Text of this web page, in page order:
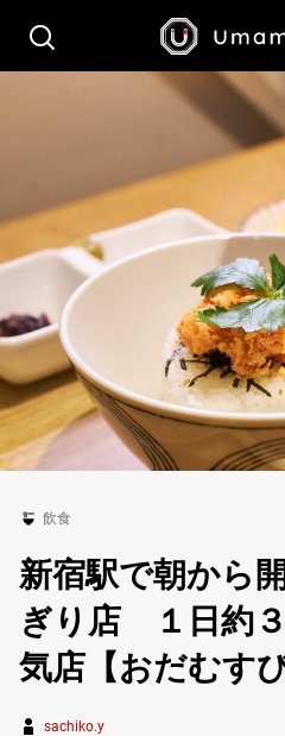
飲食
新宿駅で朝から
ぎり店 １日約
気店【おだむすび
sachiko.y